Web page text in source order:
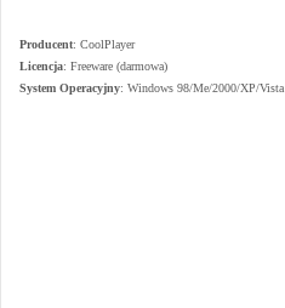
Producent: CoolPlayer
Licencja: Freeware (darmowa)
System Operacyjny: Windows 98/Me/2000/XP/Vista